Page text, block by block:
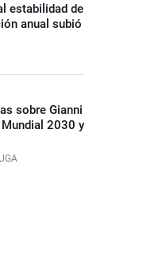
estabilidad de
anual subió
sobre Gianni
2030 y